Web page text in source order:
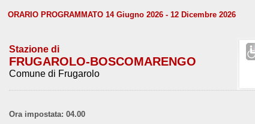
ORARIO PROGRAMMATO 14 Giugno 2026 - 12 Dicembre 2026
Stazione di
FRUGAROLO-BOSCOMARENGO
Comune di Frugarolo
Ora impostata: 04.00